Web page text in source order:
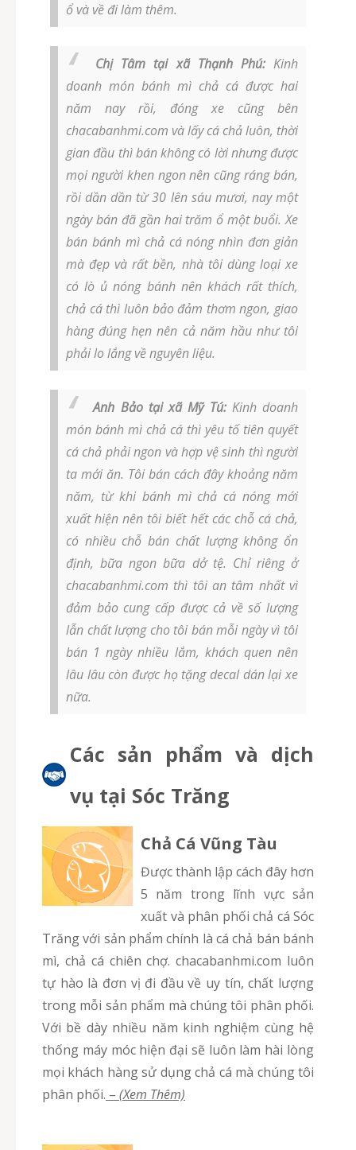
ổ và về đi làm thêm.
Chị Tâm tại xã Thạnh Phú:Kinh
doanh món bánh mì chả cá được hai
năm nay rồi, đóng xe cũng bên
chacabanhmi.com và lấy cá chả luôn, thời
gian đầu thì bán không có lời nhưng được
mọi người khen ngon nên cũng ráng bán,
rồi dần dần từ 30 lên sáu mươi, nay một
ngày bán đã gần hai trăm ổ một buổi. Xe
bán bánh mì chả cá nóng nhìn đơn giản
mà đẹp và rất bền, nhà tôi dùng loại xe
có lò ủ nóng bánh nên khách rất thích,
chả cá thì luôn bảo đảm thơm ngon, giao
hàng đúng hẹn nên cả năm hầu như tôi
phải lo lắng về nguyên liệu.
Anh Bảo tại xã Mỹ Tú:Kinh doanh
món bánh mì chả cá thì yêu tố tiên quyết
cá chả phải ngon và hợp vệ sinh thì người
ta mới ăn. Tôi bán cách đây khoảng năm
năm, từ khi bánh mì chả cá nóng mới
xuất hiện nên tôi biết hết các chỗ cá chả,
có nhiều chỗ bán chất lượng không ổn
định, bữa ngon bữa dở tệ. Chỉ riêng ở
chacabanhmi.com thì tôi an tâm nhất vì
đảm bảo cung cấp được cả về số lượng
lẫn chất lượng cho tôi bán mỗi ngày vì tôi
bán 1 ngày nhiều lắm, khách quen nên
lâu lâu còn được họ tặng decal dán lại xe
nữa.
Các sản phẩm và dịch
vụ tại Sóc Trăng
Chả Cá Vũng Tàu
Được thành lập cách đây hơn
5 năm trong lĩnh vực sản
xuất và phân phối chả cá Sóc
Trăng với sản phẩm chính là cá chả bán bánh
mì, chả cá chiên chợ. chacabanhmi.com luôn
tự hào là đơn vị đi đầu về uy tín, chất lượng
trong mỗi sản phẩm mà chúng tôi phân phối.
Với bề dày nhiều năm kinh nghiệm cùng hệ
thống máy móc hiện đại sẽ luôn làm hài lòng
mọi khách hàng sử dụng chả cá mà chúng tôi
phân phối. – (Xem Thêm)